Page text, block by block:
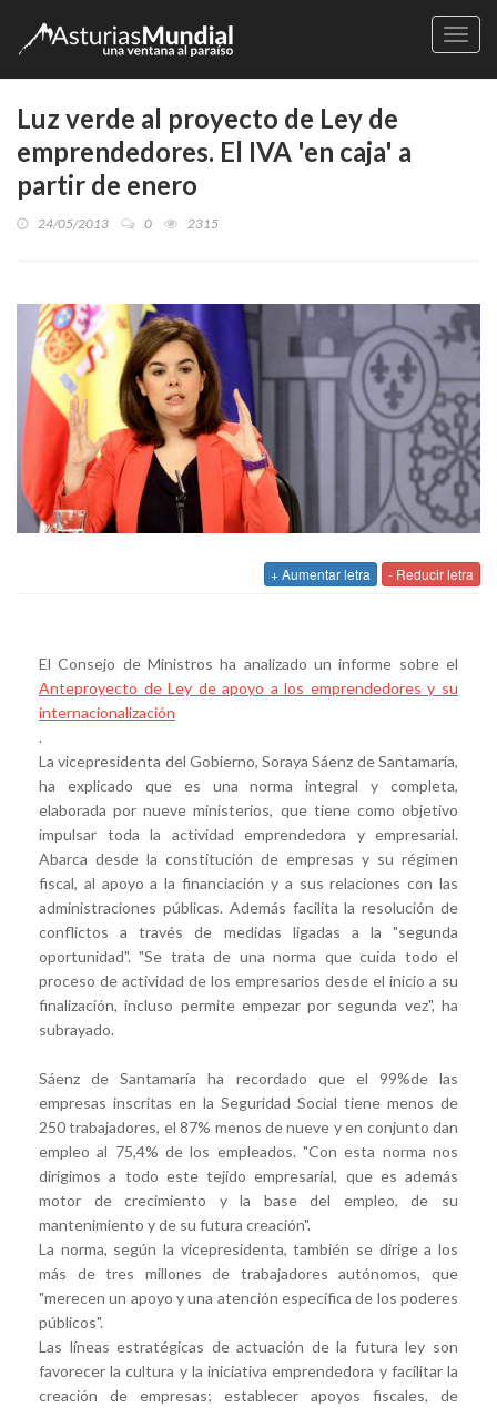
Luz verde al proyecto de Ley de
emprendedores. El IVA 'en caja' a
partir de enero
24/05/2013 0 2315
+ Aumentar letra - Reducir letra
El Consejo de Ministros ha analizado un informe sobre el
Anteproyecto de Ley de apoyo a los emprendedores y su
internacionalización
.
La vicepresidenta del Gobierno, Soraya Sáenz de Santamaría,
ha explicado que es una norma integral y completa,
elaborada por nueve ministerios, que tiene como objetivo
impulsar toda la actividad emprendedora y empresarial.
Abarca desde la constitución de empresas y su régimen
fiscal, al apoyo a la financiación y a sus relaciones con las
administraciones públicas. Además facilita la resolución de
conflictos a través de medidas ligadas a la "segunda
oportunidad". "Se trata de una norma que cuida todo el
proceso de actividad de los empresarios desde el inicio a su
finalización, incluso permite empezar por segunda vez", ha
subrayado.
Sáenz de Santamaría ha recordado que el 99%de las
empresas inscritas en la Seguridad Social tiene menos de
250 trabajadores, el 87% menos de nueve y en conjunto dan
empleo al 75,4% de los empleados. "Con esta norma nos
dirigimos a todo este tejido empresarial, que es además
motor de crecimiento y la base del empleo, de su
mantenimiento y de su futura creación".
La norma, según la vicepresidenta, también se dirige a los
más de tres millones de trabajadores autónomos, que
"merecen un apoyo y una atención específica de los poderes
públicos".
Las líneas estratégicas de actuación de la futura ley son
favorecer la cultura y la iniciativa emprendedora y facilitar la
creación de empresas; establecer apoyos fiscales, de